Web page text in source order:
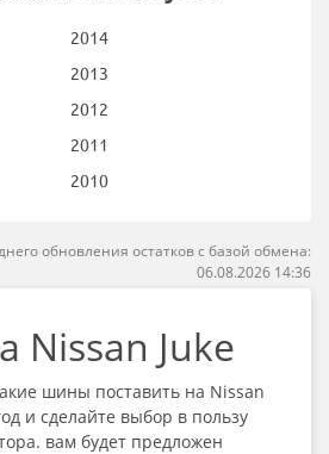
2014
2013
2012
2011
2010
обновления остатков с базой обмена:
06.08.2026 14:36
Juke
шины поставить на Nissan
и сделайте выбор в пользу
вам будет предложен